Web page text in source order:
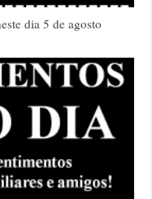
dia 5 de agosto